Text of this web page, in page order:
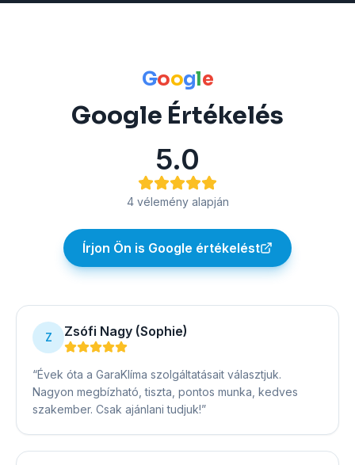
Google
Google Értékelés
5.0
4vélemény alapján
Írjon Ön is Google értékelést
Z Zsófi Nagy (Sophie)
“Évek óta a GaraKlíma szolgáltatásait választjuk.
Nagyon megbízható, tiszta, pontos munka, kedves
szakember. Csak ajánlani tudjuk!”